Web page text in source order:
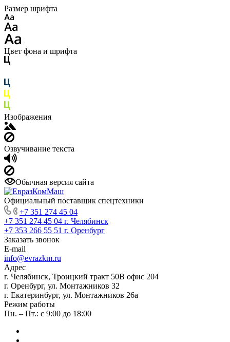
Размер шрифта
Цвет фона и шрифта
Изображения
Озвучивание текста
Обычная версия сайта
Официальный поставщик спецтехники
+7 351 274 45 04
+7 351 274 45 04 г. Челябинск
+7 353 266 55 51 г. Оренбург
Заказать звонок
E-mail
info@evrazkm.ru
Адрес
г. Челябинск, Троицкий тракт 50В офис 204
г. Оренбург, ул. Монтажников 32
г. Екатеринбург, ул. Монтажников 26а
Режим работы
Пн. – Пт.: с 9:00 до 18:00